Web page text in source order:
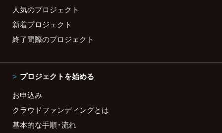
人気のプロジェクト
新着プロジェクト
終了間際のプロジェクト
プロジェクトを始める
お申込み
クラウドファンディングとは
基本的な手順・流れ